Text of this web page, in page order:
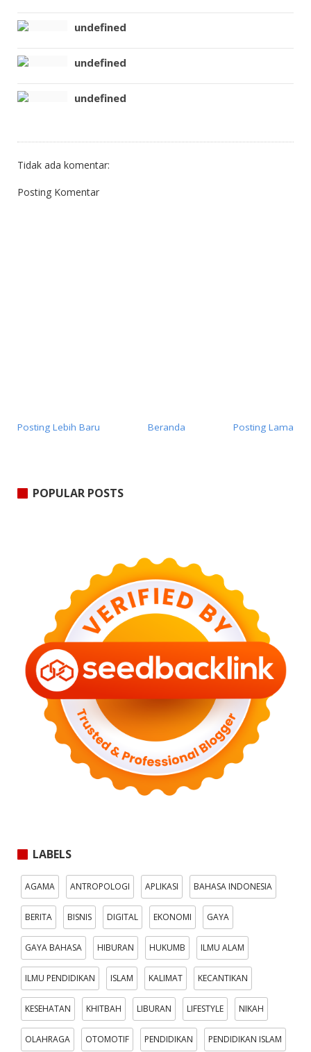
undefined
undefined
undefined
Tidak ada komentar:
Posting Komentar
Posting Lebih Baru Posting Lama
Beranda
POPULAR POSTS
LABELS
AGAMA ANTROPOLOGI APLIKASI BAHASA INDONESIA
BERITA BISNIS DIGITAL EKONOMI GAYA
GAYA BAHASA HIBURAN HUKUMB ILMU ALAM
ILMU PENDIDIKAN ISLAM KALIMAT KECANTIKAN
KESEHATAN KHITBAH LIBURAN LIFESTYLE NIKAH
OLAHRAGA OTOMOTIF PENDIDIKAN PENDIDIKAN ISLAM